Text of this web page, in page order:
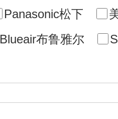
Panasonic松下
Blueair布鲁雅尔